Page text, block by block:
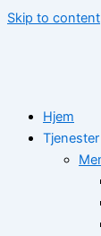
Skip to content
Hjem
Tjenester